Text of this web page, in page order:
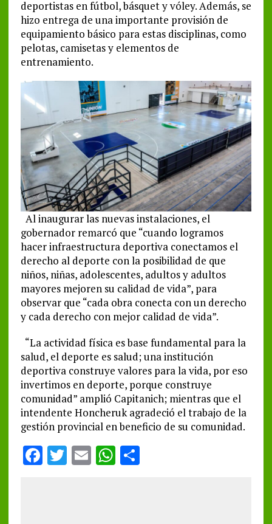
deportistas en fútbol, básquet y vóley. Además, se
hizo entrega de una importante provisión de
equipamiento básico para estas disciplinas, como
pelotas, camisetas y elementos de
entrenamiento.
Al inaugurar las nuevas instalaciones, el
gobernador remarcó que “cuando logramos
hacer infraestructura deportiva conectamos el
derecho al deporte con la posibilidad de que
niños, niñas, adolescentes, adultos y adultos
mayores mejoren su calidad de vida”, para
observar que “cada obra conecta con un derecho
y cada derecho con mejor calidad de vida”.
“La actividad física es base fundamental para la
salud, el deporte es salud; una institución
deportiva construye valores para la vida, por eso
invertimos en deporte, porque construye
comunidad” amplió Capitanich; mientras que el
intendente Honcheruk agradeció el trabajo de la
gestión provincial en beneficio de su comunidad.
F T E WS